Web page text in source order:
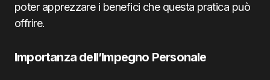
poter apprezzare i benefici che questa pratica può
offrire.
Importanza dell’Impegno Personale